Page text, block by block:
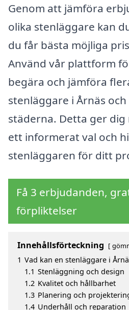
Genom att jämföra
olika stenläggare kan
du får bästa möjliga
Använd vår plattform
begära och jämföra
stenläggare i Årnäs
städerna. Detta ger
ett informerat val och
stenläggaren för ditt
Få 3 erbjudanden,
förpliktelser
Innehållsförteckning
1 Vad kan en stenläggare i
1.1 Stenläggning och design
1.2 Kvalitet och hållbarhet
1.3 Planering och
1.4 Underhåll och reparation